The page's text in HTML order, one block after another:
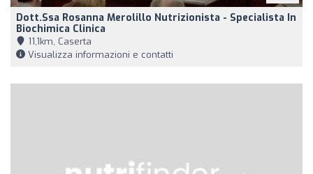
Dott.ssa Rosanna Merolillo Nutrizionista - Specialista In
Biochimica Clinica
11,1km, Caserta
Visualizza informazioni e contatti